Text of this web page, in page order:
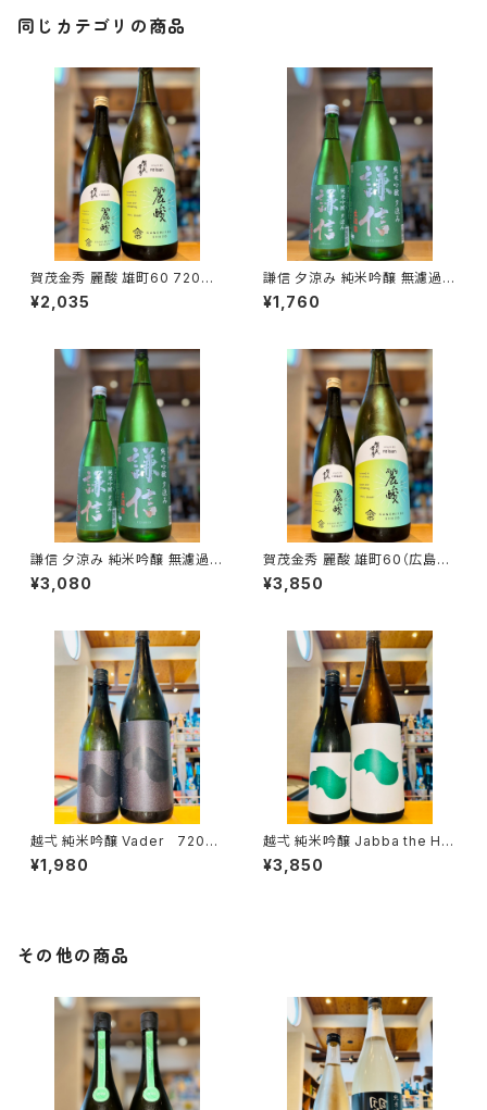
同じカテゴリの商品
賀茂金秀 麗酸 雄町60 720ml
１本（金光酒造・広島県東広島市
黒瀬町）
¥2,035
謙信 夕涼み 純米吟醸 無濾過生
720ml１本（池田屋酒造・新潟
県糸魚川市新鉄）
¥1,760
謙信 夕涼み 純米吟醸 無濾過生
1800ml１本（池田屋酒造・新潟
県糸魚川市新鉄）
¥3,080
賀茂金秀 麗酸 雄町60（広島限
定）1800ml１本（金光酒造・広
島県東広島市黒瀬町）
¥3,850
越弌 純米吟醸 Vader 720ml
１本（株式会社越後鶴亀・新潟県
新潟市西蒲区竹野町）
¥1,980
越弌 純米吟醸 Jabba the H
1800ml１本（株式会社越後鶴
亀・新潟県新潟市西蒲区竹野
¥3,850
その他の商品